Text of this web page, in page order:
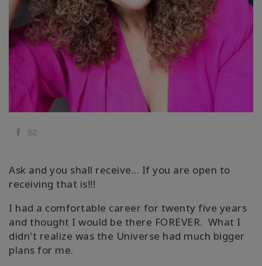
Классы
Фасилитаторы
More
КОНТАКТЫ
ПОИСК
Facebook
Email
Ask and you shall receive... If you are open to
receiving that is!!!
I had a comfortable career for twenty five years
and thought I would be there FOREVER. What I
didn't realize was the Universe had much bigger
plans for me.